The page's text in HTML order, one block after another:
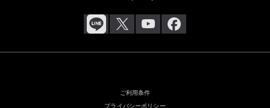
ご利用条件
プライバシーポリシー